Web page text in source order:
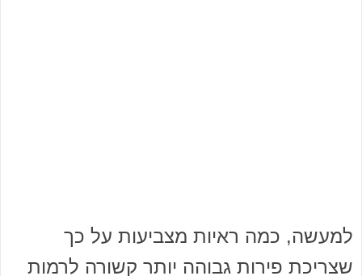
למעשה, כמה ראיות מצביעות על כך
שצריכת פירות גבוהה יותר קשורה לרמות